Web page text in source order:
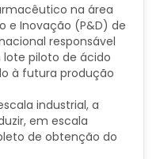
na área
e Inovação (P&D) de
responsável
piloto de ácido
à futura produção
industrial, a
em escala
de obtenção do